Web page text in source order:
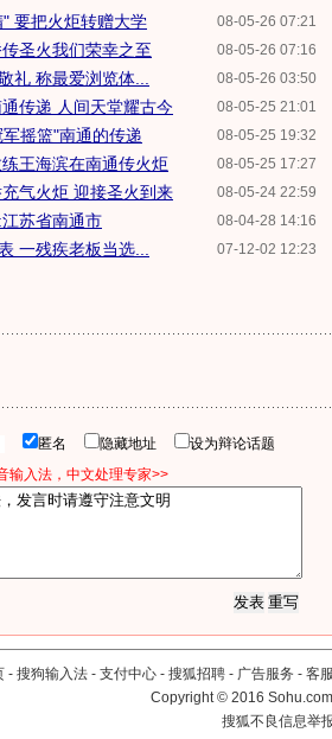
08-05-26 07:21
要把火炬转赠大学
08-05-26 07:16
圣火我们荣幸之至
08-05-26 03:50
礼 称最爱浏览体...
08-05-25 21:01
传递 人间天堂耀古今
08-05-25 19:32
摇篮"南通的传递
08-05-25 17:27
王海滨在南通传火炬
08-05-24 22:59
气火炬 迎接圣火到来
08-04-28 14:16
苏省南通市
07-12-02 12:23
一残疾老板当选...
匿名 隐藏地址
设为辩论话题
输入法，中文处理专家>>
- 搜狗输入法 - 支付中心 - 搜狐招聘 - 广告服务 - 客
Copyright©2016
搜狐不良信息举